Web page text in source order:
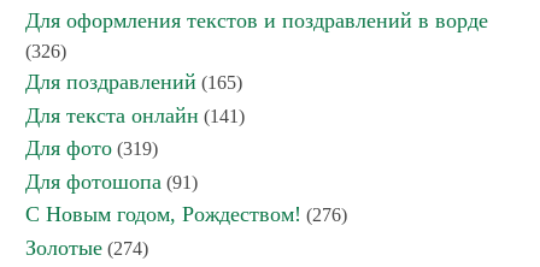
Для оформления текстов и поздравлений в ворде
(326)
Для поздравлений (165)
Для текста онлайн (141)
Для фото (319)
Для фотошопа (91)
С Новым годом, Рождеством! (276)
Золотые (274)